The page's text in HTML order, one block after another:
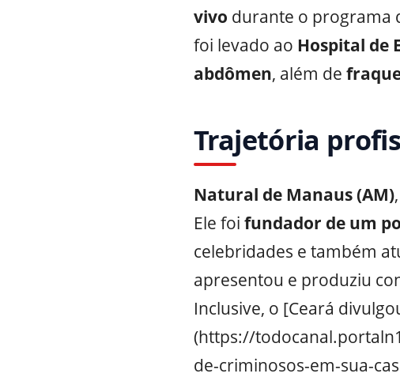
vivo durante o programa
foi levado ao Hospital de
abdômen, além de
Trajetória
Natural de Manaus (AM)
Ele foi fundador de um
celebridades e também
apresentou e produziu
Inclusive, o [Ceará
(https://
de-criminosos-em-sua-